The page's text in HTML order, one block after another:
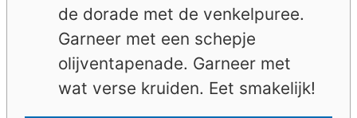
de dorade met de venkelpuree.
Garneer met een schepje
olijventapenade. Garneer met
wat verse kruiden. Eet smakelijk!